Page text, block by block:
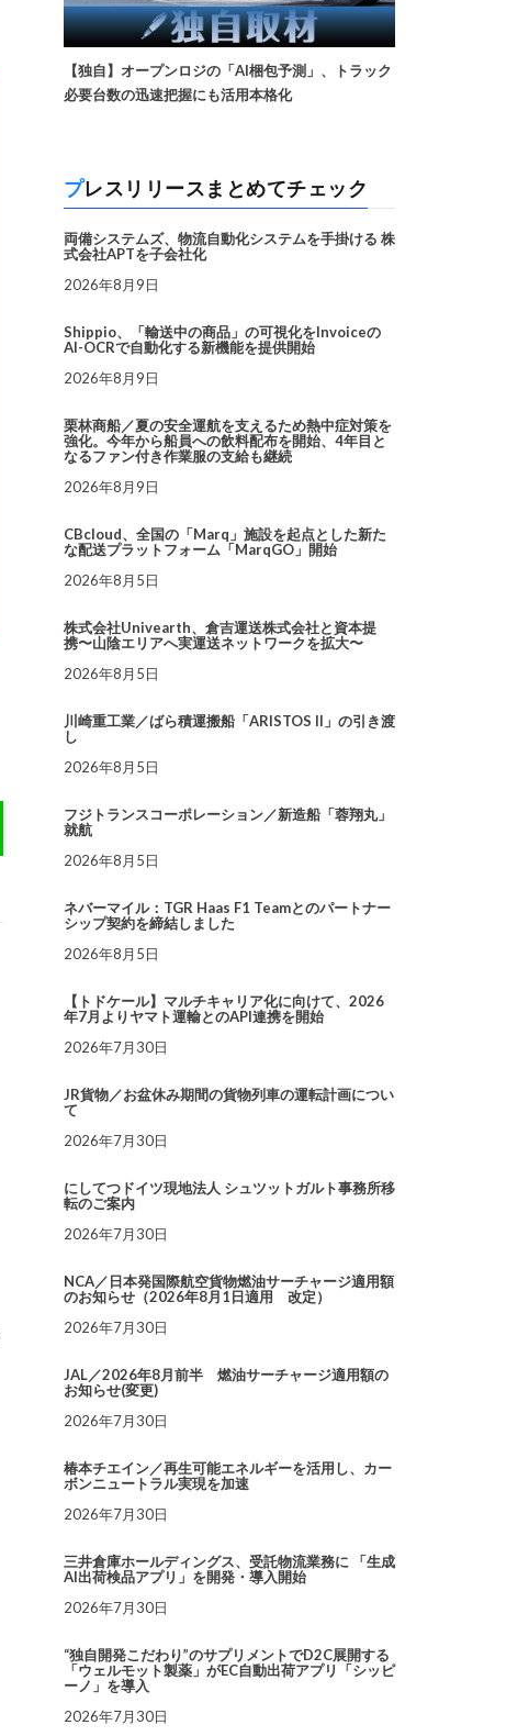
【独自】オープンロジの「AI梱包予測」、トラック
必要台数の迅速把握にも活用本格化
プレスリリースまとめてチェック
両備システムズ、物流自動化システムを手掛ける 株
式会社APTを子会社化
2026年8月9日
Shippio、「輸送中の商品」の可視化をInvoiceの
AI-OCRで自動化する新機能を提供開始
2026年8月9日
栗林商船／夏の安全運航を支えるため熱中症対策を
強化。今年から船員への飲料配布を開始、4年目と
なるファン付き作業服の支給も継続
2026年8月9日
CBcloud、全国の「Marq」施設を起点とした新た
な配送プラットフォーム「MarqGO」開始
2026年8月5日
株式会社Univearth、倉吉運送株式会社と資本提
携〜山陰エリアへ実運送ネットワークを拡大〜
2026年8月5日
川崎重工業／ばら積運搬船「ARISTOS II」の引き渡
し
2026年8月5日
フジトランスコーポレーション／新造船「蓉翔丸」
就航
2026年8月5日
ネバーマイル：TGR Haas F1 Teamとのパートナー
シップ契約を締結しました
2026年8月5日
【トドケール】マルチキャリア化に向けて、2026
年7月よりヤマト運輸とのAPI連携を開始
2026年7月30日
JR貨物／お盆休み期間の貨物列車の運転計画につい
て
2026年7月30日
にしてつドイツ現地法人 シュツットガルト事務所移
転のご案内
2026年7月30日
NCA／日本発国際航空貨物燃油サーチャージ適用額
のお知らせ（2026年8月1日適用 改定）
2026年7月30日
JAL／2026年8月前半 燃油サーチャージ適用額の
お知らせ(変更)
2026年7月30日
椿本チエイン／再生可能エネルギーを活用し、カー
ボンニュートラル実現を加速
2026年7月30日
三井倉庫ホールディングス、受託物流業務に 「生成
AI出荷検品アプリ」を開発・導入開始
2026年7月30日
“独自開発こだわり”のサプリメントでD2C展開する
「ウェルモット製薬」がEC自動出荷アプリ「シッピ
ーノ」を導入
2026年7月30日